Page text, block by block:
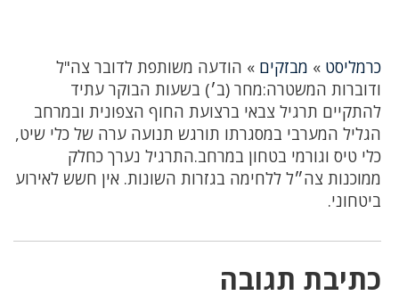
כרמליסט » מבזקים » הודעה משותפת לדובר צה"ל
ודוברות המשטרה:מחר (ב׳) בשעות הבוקר עתיד
להתקיים תרגיל צבאי ברצועת החוף הצפונית ובמרחב
הגליל המערבי במסגרתו תורגש תנועה ערה של כלי שיט,
כלי טיס וגורמי בטחון במרחב.התרגיל נערך כחלק
ממוכנות צה״ל ללחימה בגזרות השונות. אין חשש לאירוע
ביטחוני.
כתיבת תגובה